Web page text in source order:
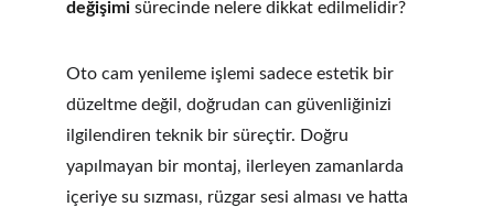
değişimi sürecinde nelere dikkat edilmelidir?
Oto cam yenileme işlemi sadece estetik bir
düzeltme değil, doğrudan can güvenliğinizi
ilgilendiren teknik bir süreçtir. Doğru
yapılmayan bir montaj, ilerleyen zamanlarda
içeriye su sızması, rüzgar sesi alması ve hatta